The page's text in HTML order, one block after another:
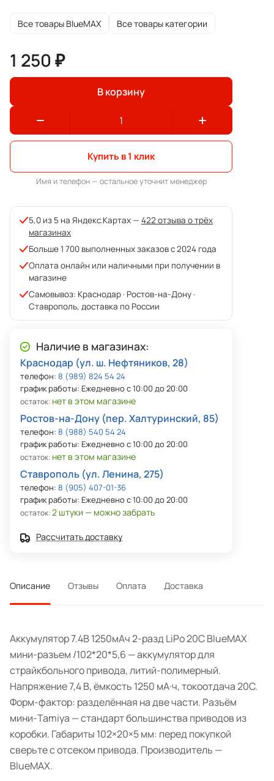
Все товары BlueMAX Все товары категории
1 250 ₽
В корзину
Купить в 1 клик
Имя и телефон — остальное уточнит менеджер
5,0 из 5 на Яндекс.Картах — 422 отзыва о трёх
магазинах
Больше 1 700 выполненных заказов с 2024 года
Оплата онлайн или наличными при получении в
магазине
Самовывоз: Краснодар · Ростов-на-Дону ·
Ставрополь, доставка по России
Наличие в магазинах:
Краснодар (ул. ш. Нефтяников, 28)
телефон: 8 (989) 824 54 24
график работы: Ежедневно с 10:00 до 20:00
остаток: нет в этом магазине
Ростов-на-Дону (пер. Халтуринский, 85)
телефон: 8 (988) 540 54 24
график работы: Ежедневно с 10:00 до 20:00
остаток: нет в этом магазине
Ставрополь (ул. Ленина, 275)
телефон: 8 (905) 407-01-36
график работы: Ежедневно с 10:00 до 20:00
остаток:2 штуки — можно забрать
Рассчитать доставку
Описание Отзывы Оплата Доставка
Аккумулятор 7.4В 1250мАч 2-разд LiPo 20С BlueMAX
мини-разъем /102*20*5,6 — аккумулятор для
страйкбольного привода, литий-полимерный.
Напряжение 7,4 В, ёмкость 1250 мА·ч, токоотдача 20C.
Форм-фактор: разделённая на две части. Разъём
мини-Tamiya — стандарт большинства приводов из
коробки. Габариты 102×20×5 мм: перед покупкой
сверьте с отсеком привода. Производитель —
BlueMAX.